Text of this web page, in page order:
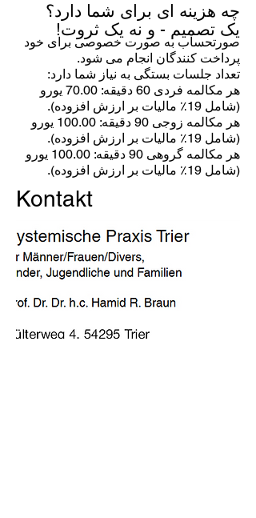
چه هزینه ای برای شما دارد؟
یک تصمیم - و نه یک ثروت!
صورتحساب به صورت خصوصی برای خود
پرداخت کنندگان انجام می شود.
تعداد جلسات بستگی به نیاز شما دارد:
هر مکالمه فردی 60 دقیقه: 70.00 یورو
(شامل 19٪ مالیات بر ارزش افزوده).
هر مکالمه زوجی 90 دقیقه: 100.00 یورو
(شامل 19٪ مالیات بر ارزش افزوده).
هر مکالمه گروهی 90 دقیقه: 100.00 یورو
(شامل 19٪ مالیات بر ارزش افزوده).
Kontakt